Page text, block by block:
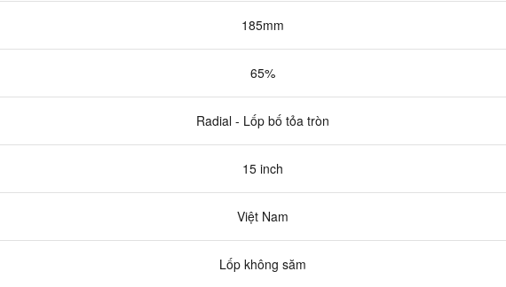
185mm
65%
Radial - Lốp bố tỏa tròn
15 inch
Việt Nam
Lốp không săm